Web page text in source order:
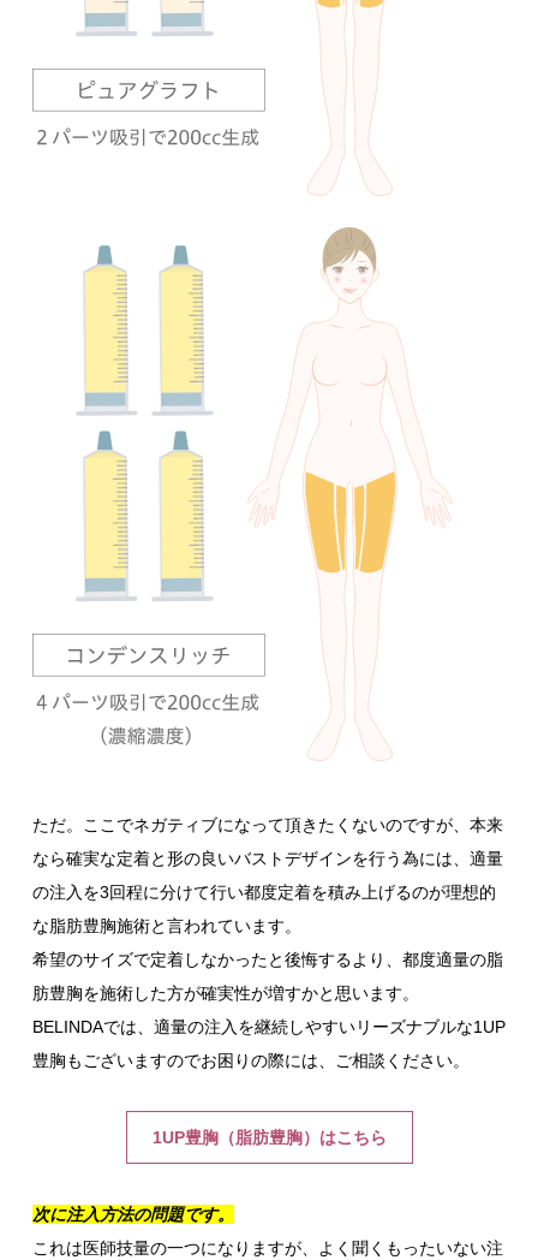
ただ。ここでネガティブになって頂きたくないのですが、本来
なら確実な定着と形の良いバストデザインを行う為には、適量
の注入を3回程に分けて行い都度定着を積み上げるのが理想的
な脂肪豊胸施術と言われています。
希望のサイズで定着しなかったと後悔するより、都度適量の脂
肪豊胸を施術した方が確実性が増すかと思います。
BELINDAでは、適量の注入を継続しやすいリーズナブルな1UP
豊胸もございますのでお困りの際には、ご相談ください。
1UP豊胸（脂肪豊胸）はこちら
次に注入方法の問題です。
これは医師技量の一つになりますが、よく聞くもったいない注